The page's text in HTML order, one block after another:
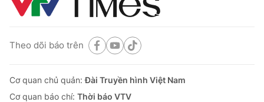
Theo dõi báo trên
Cơ quan chủ quản:Đài Truyền hình Việt Nam
Cơ quan báo chí: Thời báo VTV